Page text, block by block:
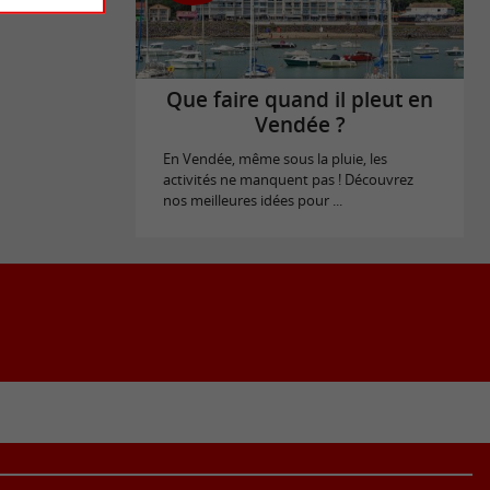
Que faire quand il pleut en
Vendée ?
En Vendée, même sous la pluie, les
activités ne manquent pas ! Découvrez
nos meilleures idées pour ...